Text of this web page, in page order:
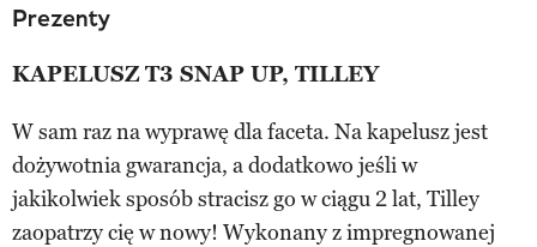
Prezenty
KAPELUSZ T3 SNAP UP, TILLEY
W sam raz na wyprawę dla faceta. Na kapelusz jest
dożywotnia gwarancja, a dodatkowo jeśli w
jakikolwiek sposób stracisz go w ciągu 2 lat, Tilley
zaopatrzy cię w nowy! Wykonany z impregnowanej